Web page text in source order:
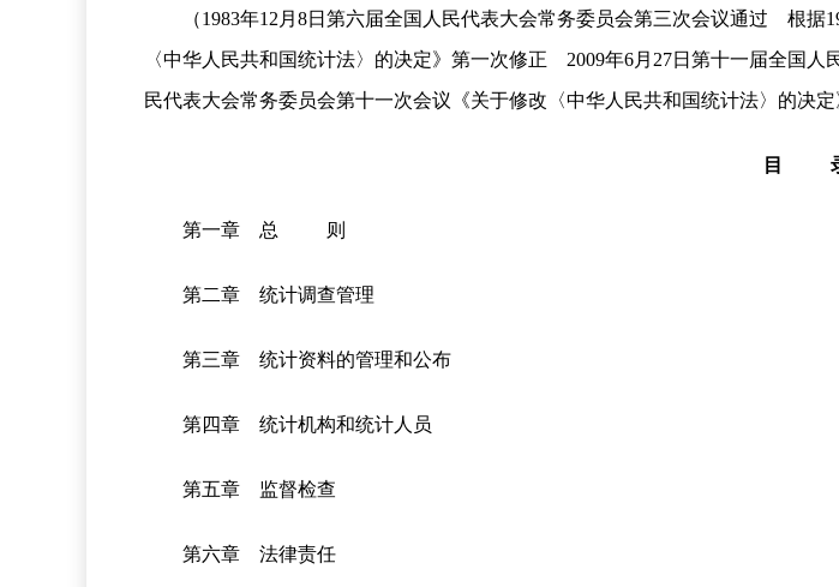
（1983年12月8日第六届全国人民代表大会常务委员会第三次会议通过 根
〈中华人民共和国统计法〉的决定》第一次修正 2009年6月27日第十一届全国
民代表大会常务委员会第十一次会议《关于修改〈中华人民共和国统计法〉的决定
目
第一章 总 则
第二章 统计调查管理
第三章 统计资料的管理和公布
第四章 统计机构和统计人员
第五章 监督检查
第六章 法律责任